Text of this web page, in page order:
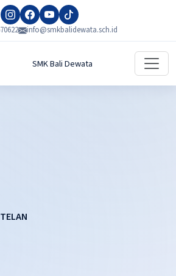
info@smkbalidewata.sch.id
SMK Bali Dewata